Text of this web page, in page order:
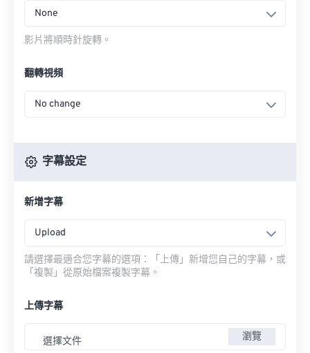
None
影片將順時針旋轉。
翻轉視頻
No change
字幕設定
新增字幕
Upload
請選擇最適合您字幕的選項：「上傳」新增您自己的字幕，或
「複製」從原始檔案複製字幕。
上傳字幕
選擇文件 瀏覽